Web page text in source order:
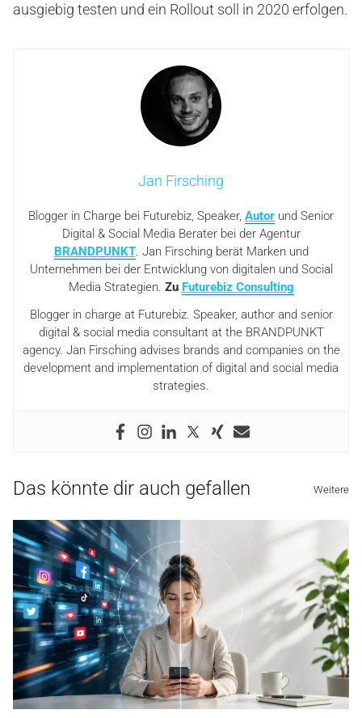
ausgiebig testen und ein Rollout soll in 2020 erfolgen.
Jan Firsching
Blogger in Charge bei Futurebiz, Speaker, Autor und Senior
Digital & Social Media Berater bei der Agentur
BRANDPUNKT. Jan Firsching berät Marken und
Unternehmen bei der Entwicklung von digitalen und Social
Media Strategien. Zu Futurebiz Consulting
Blogger in charge at Futurebiz. Speaker, author and senior
digital & social media consultant at the BRANDPUNKT
agency. Jan Firsching advises brands and companies on the
development and implementation of digital and social media
strategies.
Das könnte dir auch gefallen Weitere